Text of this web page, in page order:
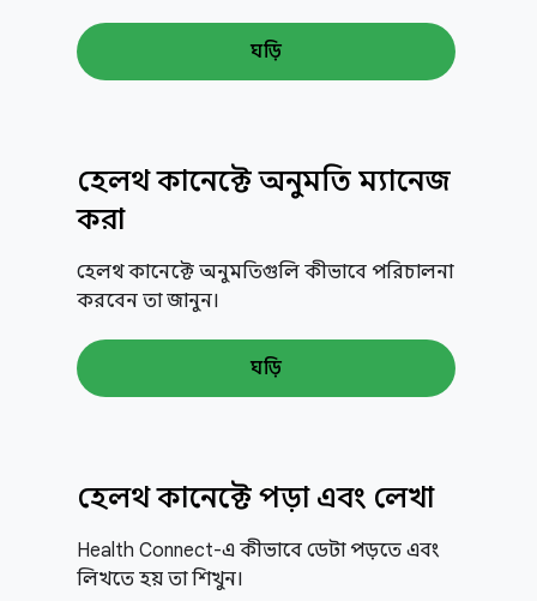
ঘড়ি
হেলথ কানেক্টে অনুমতি ম্যানেজ
করা
হেলথ কানেক্টে অনুমতিগুলি কীভাবে পরিচালনা
করবেন তা জানুন।
ঘড়ি
হেলথ কানেক্টে পড়া এবং লেখা
Health Connect-এ কীভাবে ডেটা পড়তে এবং
লিখতে হয় তা শিখুন।